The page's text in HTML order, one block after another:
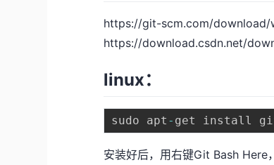
https://git-scm.com/download/
https://download.csdn.net/
linux：
sudo apt -
安装好后，用右键Git Bash Here，